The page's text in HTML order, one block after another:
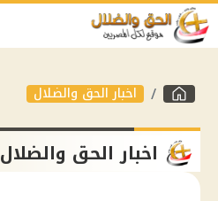
اخبار الحق والضلال
اخبار الحق والضلال